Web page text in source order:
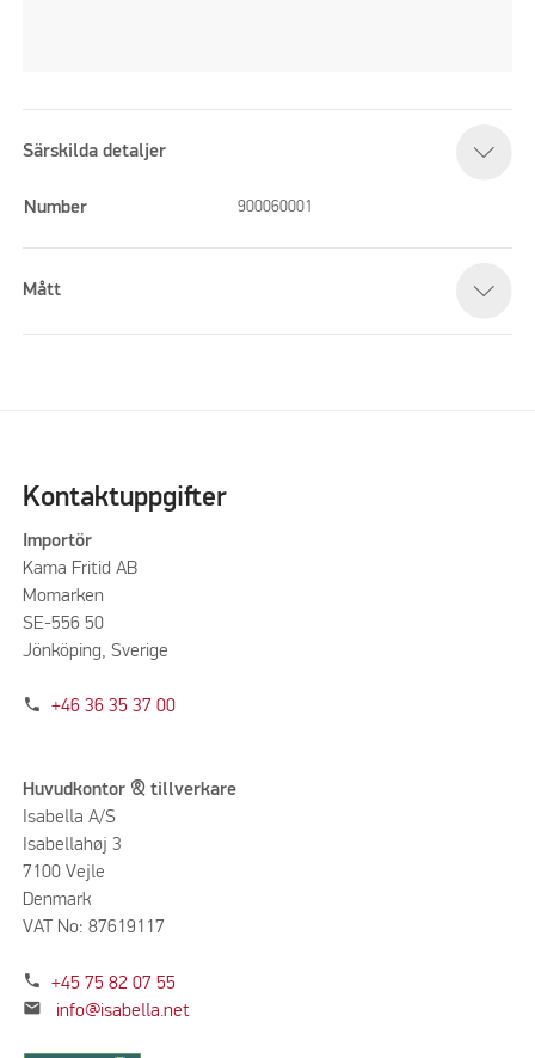
Särskilda detaljer
Number 900060001
Mått
Kontaktuppgifter
Importör
Kama Fritid AB
Momarken
SE-556 50
Jönköping, Sverige
phone +46 36 35 37 00
Huvudkontor & tillverkare
Isabella A/S
Isabellahøj 3
7100 Vejle
Denmark
VAT No: 87619117
phone +45 75 82 07 55
mail info@isabella.net